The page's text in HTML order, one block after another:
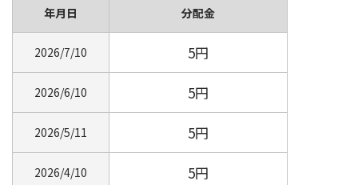
年月日 分配金
2026/7/10 5円
2026/6/10 5円
2026/5/11 5円
2026/4/10 5円